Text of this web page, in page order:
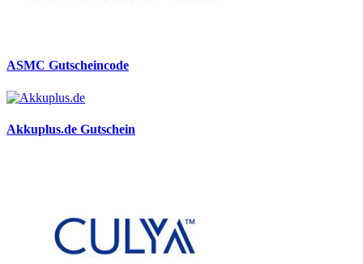
ASMC Gutscheincode
Akkuplus.de Gutschein